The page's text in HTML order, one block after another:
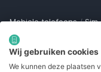
Mobiele telefoons / Sim
Smartwatches
Bluetooth trackers /
Samsung Galaxy
Wij gebruiken cookies
We kunnen deze plaatsen